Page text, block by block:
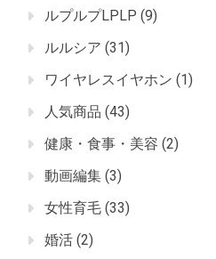
ルプルプLPLP (9)
ルルシア (31)
ワイヤレスイヤホン (1)
人気商品 (43)
健康・食事・美容 (2)
動画編集 (3)
女性育毛 (33)
婚活 (2)